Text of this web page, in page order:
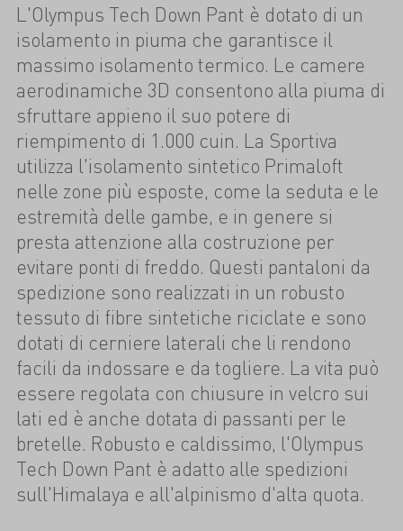
L'Olympus Tech Down Pant è dotato di un
isolamento in piuma che garantisce il
massimo isolamento termico. Le camere
aerodinamiche 3D consentono alla piuma di
sfruttare appieno il suo potere di
riempimento di 1.000 cuin. La Sportiva
utilizza l'isolamento sintetico Primaloft
nelle zone più esposte, come la seduta e le
estremità delle gambe, e in genere si
presta attenzione alla costruzione per
evitare ponti di freddo. Questi pantaloni da
spedizione sono realizzati in un robusto
tessuto di fibre sintetiche riciclate e sono
dotati di cerniere laterali che li rendono
facili da indossare e da togliere. La vita può
essere regolata con chiusure in velcro sui
lati ed è anche dotata di passanti per le
bretelle. Robusto e caldissimo, l'Olympus
Tech Down Pant è adatto alle spedizioni
sull'Himalaya e all'alpinismo d'alta quota.